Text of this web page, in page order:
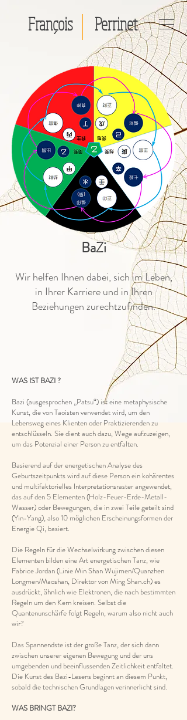
François Perrinet
BaZi​
Wir helfen Ihnen dabei, sich im Leben,
in Ihrer Karriere und in Ihren
Beziehungen zurechtzufinden.
WAS IST BAZI ?
Bazi (ausgesprochen „Patsu“) ist eine metaphysische
Kunst, die von Taoisten verwendet wird, um den
Lebensweg eines Klienten oder Praktizierenden zu
entschlüsseln. Sie dient auch dazu, Wege aufzuzeigen,
um das Potenzial einer Person zu entfalten.
Basierend auf der energetischen Analyse des
Geburtszeitpunkts wird auf diese Person ein kohärentes
und multifaktorielles Interpretationsraster angewendet,
das auf den 5 Elementen (Holz-Feuer-Erde-Metall-
Wasser) oder Bewegungen, die in zwei Teile geteilt sind
(Yin-Yang), also 10 möglichen Erscheinungsformen der
Energie Qi, basiert.
Die Regeln für die Wechselwirkung zwischen diesen
Elementen bilden eine Art energetischen Tanz, wie
Fabrice Jordan (Linie Min Shan Wujimen/Quanzhen
Longmen/Maoshan, Direktor von Ming Shan.ch) es
ausdrückt, ähnlich wie Elektronen, die nach bestimmten
Regeln um den Kern kreisen. Selbst die
Quantenunschärfe folgt Regeln, warum also nicht auch
wir?
Das Spannendste ist der große Tanz, der sich dann
zwischen unserer eigenen Bewegung und der uns
umgebenden und beeinflussenden Zeitlichkeit entfaltet.
Die Kunst des Bazi-Lesens beginnt an diesem Punkt,
sobald die technischen Grundlagen verinnerlicht sind.
WAS BRINGT BAZI?